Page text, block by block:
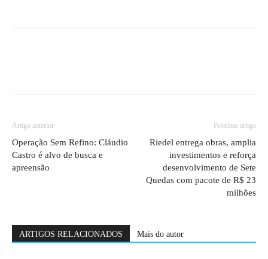
Artigo anterior
Operação Sem Refino: Cláudio
Castro é alvo de busca e
apreensão
Próximo artigo
Riedel entrega obras, amplia
investimentos e reforça
desenvolvimento de Sete
Quedas com pacote de R$ 23
milhões
ARTIGOS RELACIONADOS Mais do autor